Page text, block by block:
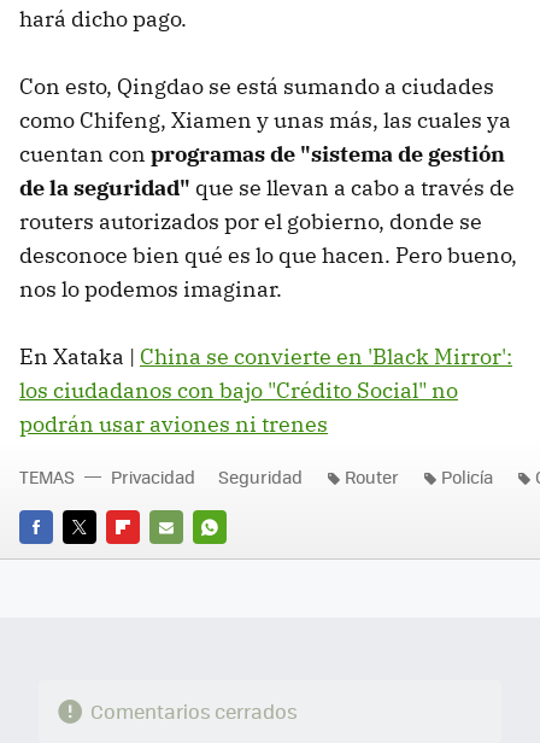
hará dicho pago.
Con esto, Qingdao se está sumando a ciudades
como Chifeng, Xiamen y unas más, las cuales ya
cuentan con programas de "sistema de gestión
de la seguridad" que se llevan a cabo a través de
routers autorizados por el gobierno, donde se
desconoce bien qué es lo que hacen. Pero bueno,
nos lo podemos imaginar.
En Xataka | China se convierte en 'Black Mirror':
los ciudadanos con bajo "Crédito Social" no
podrán usar aviones ni trenes
FACEBOOK
TWITTERFLIPBOARD
E-
WHATSAPP
TEMAS Privacidad Seguridad Router Policía
Comentarios cerrados